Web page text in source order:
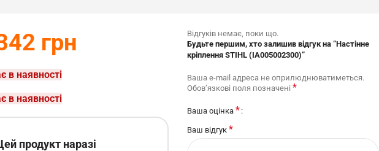
грн
в наявності
в наявності
продукт наразі
Відгуків немає, поки що.
Будьте першим, хто залишив відгук на “Настінне
кріплення STIHL (IA005002300)”
Ваша e-mail адреса не оприлюднюватиметься.
Обов’язкові поля позначені *
Ваша оцінка *
Ваш відгук *